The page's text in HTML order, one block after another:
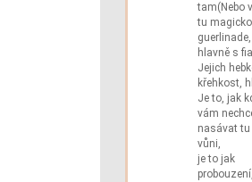
tam(Nebo
tu
hlavně s
Jejich
křehkost,
Je to, jak
vám
nasávat tu
vůni,
je to jak